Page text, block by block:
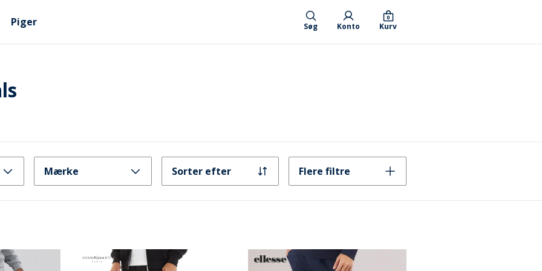
Piger Søg Konto Kurv
0
Mærke Sorter efter Flere filtre